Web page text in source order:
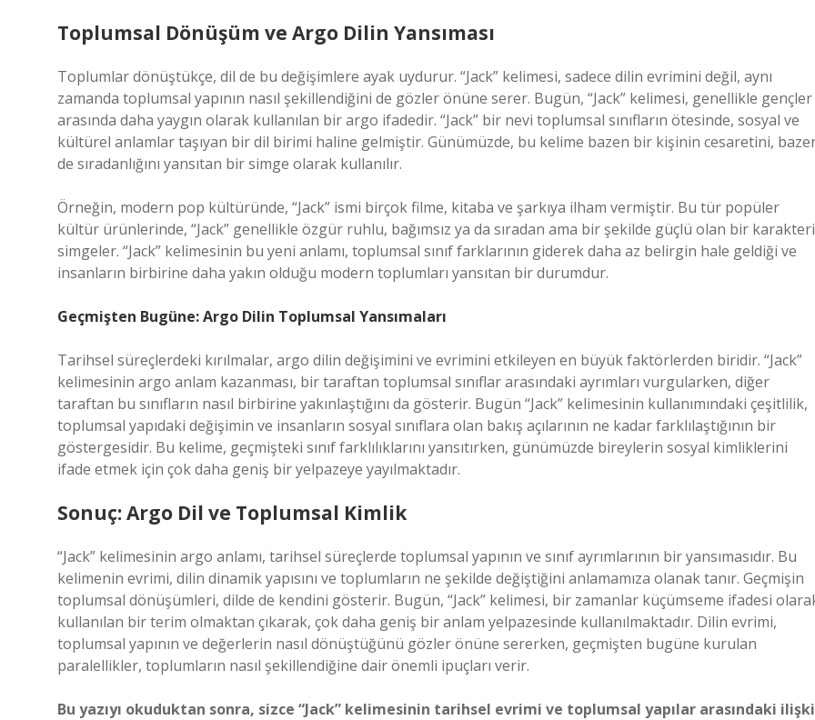
Toplumsal Dönüşüm ve Argo Dilin Yansıması
Toplumlar dönüştükçe, dil de bu değişimlere ayak uydurur. “Jack” kelimesi, sadece dilin evrimini değil, aynı
zamanda toplumsal yapının nasıl şekillendiğini de gözler önüne serer. Bugün, “Jack” kelimesi, genellikle gençler
arasında daha yaygın olarak kullanılan bir argo ifadedir. “Jack” bir nevi toplumsal sınıfların ötesinde, sosyal ve
kültürel anlamlar taşıyan bir dil birimi haline gelmiştir. Günümüzde, bu kelime bazen bir kişinin cesaretini,
de sıradanlığını yansıtan bir simge olarak kullanılır.
Örneğin, modern pop kültüründe, “Jack” ismi birçok filme, kitaba ve şarkıya ilham vermiştir. Bu tür popüler
kültür ürünlerinde, “Jack” genellikle özgür ruhlu, bağımsız ya da sıradan ama bir şekilde güçlü olan bir karakteri
simgeler. “Jack” kelimesinin bu yeni anlamı, toplumsal sınıf farklarının giderek daha az belirgin hale geldiği ve
insanların birbirine daha yakın olduğu modern toplumları yansıtan bir durumdur.
Geçmişten Bugüne: Argo Dilin Toplumsal Yansımaları
Tarihsel süreçlerdeki kırılmalar, argo dilin değişimini ve evrimini etkileyen en büyük faktörlerden biridir. “Jack”
kelimesinin argo anlam kazanması, bir taraftan toplumsal sınıflar arasındaki ayrımları vurgularken, diğer
taraftan bu sınıfların nasıl birbirine yakınlaştığını da gösterir. Bugün “Jack” kelimesinin kullanımındaki çeşitlilik,
toplumsal yapıdaki değişimin ve insanların sosyal sınıflara olan bakış açılarının ne kadar farklılaştığının bir
göstergesidir. Bu kelime, geçmişteki sınıf farklılıklarını yansıtırken, günümüzde bireylerin sosyal kimliklerini
ifade etmek için çok daha geniş bir yelpazeye yayılmaktadır.
Sonuç: Argo Dil ve Toplumsal Kimlik
“Jack” kelimesinin argo anlamı, tarihsel süreçlerde toplumsal yapının ve sınıf ayrımlarının bir yansımasıdır. Bu
kelimenin evrimi, dilin dinamik yapısını ve toplumların ne şekilde değiştiğini anlamamıza olanak tanır. Geçmişin
toplumsal dönüşümleri, dilde de kendini gösterir. Bugün, “Jack” kelimesi, bir zamanlar küçümseme ifadesi
kullanılan bir terim olmaktan çıkarak, çok daha geniş bir anlam yelpazesinde kullanılmaktadır. Dilin evrimi,
toplumsal yapının ve değerlerin nasıl dönüştüğünü gözler önüne sererken, geçmişten bugüne kurulan
paralellikler, toplumların nasıl şekillendiğine dair önemli ipuçları verir.
Bu yazıyı okuduktan sonra, sizce “Jack” kelimesinin tarihsel evrimi ve toplumsal yapılar arasındaki ilişki